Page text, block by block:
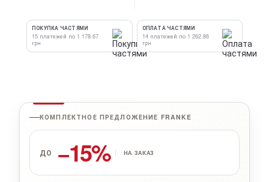
ПОКУПКА ЧАСТЯМИ
15 платежей по 1 178.67
грн
ОПЛАТА ЧАСТЯМИ
14 платежей по 1 262.86
грн
КОМПЛЕКТНОЕ ПРЕДЛОЖЕНИЕ FRANKE
ДО −15% НА ЗАКАЗ